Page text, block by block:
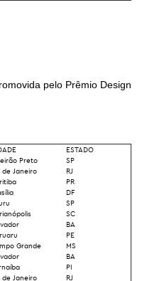
pelo Prêmio Design
ESTADO
Preto
SP
de Janeiro
RJ
PR
DF
SP
SC
BA
PE
Grande
MS
BA
PI
de Janeiro
RJ